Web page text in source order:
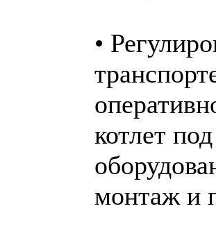
•
котлет
монтаж и